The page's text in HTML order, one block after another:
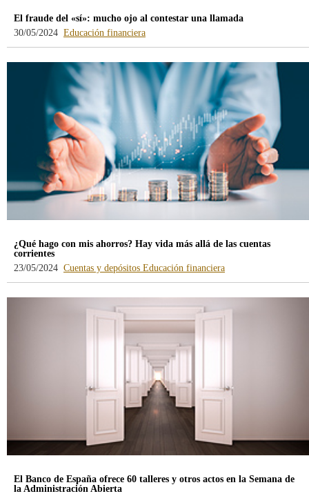
El fraude del «sí»: mucho ojo al contestar una llamada
30/05/2024 Educación financiera-
blog
/webcb/Blog/EducacionFinanciera
¿Qué hago con mis ahorros? Hay vida más allá de las cuentas
corrientes
23/05/2024 Cuentas y depósitos-
/webcb/Blog/CuentasDepositos
Educación financiera-
El Banco de España ofrece 60 talleres y otros actos en la Semana de
la Administración Abierta